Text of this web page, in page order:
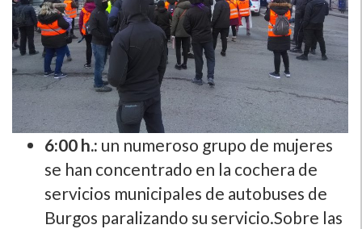
6:00 h.: un numeroso grupo de mujeres
se han concentrado en la cochera de
servicios municipales de autobuses de
Burgos paralizando su servicio.Sobre las